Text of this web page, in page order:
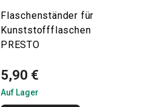
Flaschenständer für
Kunststoffflaschen
PRESTO
5,90 €
Auf Lager